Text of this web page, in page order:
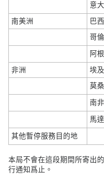
意
南美洲 巴西
哥
阿
非洲 埃及
莫
南非
馬
其他暫停服務目的地
本局不會在這段期間所寄出
行通知爲止。